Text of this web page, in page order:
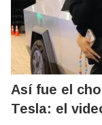
Así fue el
Tesla: el